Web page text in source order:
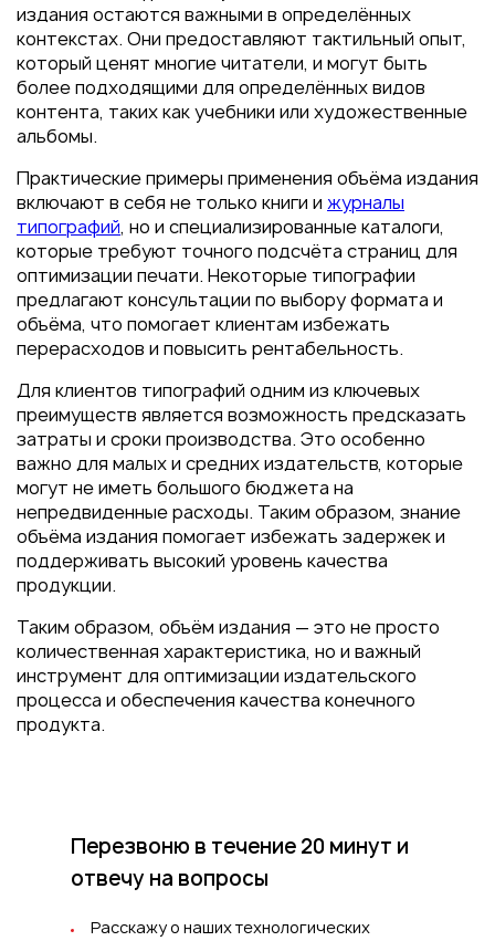
издания остаются важными в определённых
контекстах. Они предоставляют тактильный опыт,
который ценят многие читатели, и могут быть
более подходящими для определённых видов
контента, таких как учебники или художественные
альбомы.
Практические примеры применения объёма издания
включают в себя не только книги и журналы
типографий, но и специализированные каталоги,
которые требуют точного подсчёта страниц для
оптимизации печати. Некоторые типографии
предлагают консультации по выбору формата и
объёма, что помогает клиентам избежать
перерасходов и повысить рентабельность.
Для клиентов типографий одним из ключевых
преимуществ является возможность предсказать
затраты и сроки производства. Это особенно
важно для малых и средних издательств, которые
могут не иметь большого бюджета на
непредвиденные расходы. Таким образом, знание
объёма издания помогает избежать задержек и
поддерживать высокий уровень качества
продукции.
Таким образом, объём издания — это не просто
количественная характеристика, но и важный
инструмент для оптимизации издательского
процесса и обеспечения качества конечного
продукта.
Перезвоню в течение 20 минут и
отвечу на вопросы
Расскажу о наших технологических